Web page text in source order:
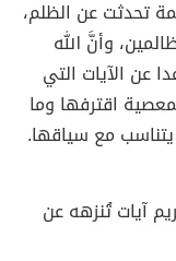
تحدثت عن الظلم،
وأنَّ الله
عن الآيات التي
اقترفها وما
يتناسب مع سياقها.
آيات تُنزهه عن